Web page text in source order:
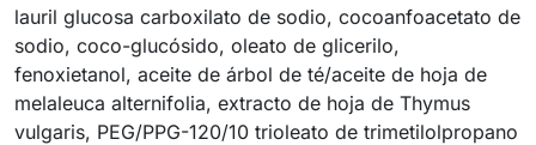
lauril glucosa carboxilato de sodio, cocoanfoacetato de
sodio, coco-glucósido, oleato de glicerilo,
fenoxietanol, aceite de árbol de té/aceite de hoja de
melaleuca alternifolia, extracto de hoja de Thymus
vulgaris, PEG/PPG-120/10 trioleato de trimetilolpropano